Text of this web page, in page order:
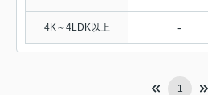
4K～4LDK以上 -
1